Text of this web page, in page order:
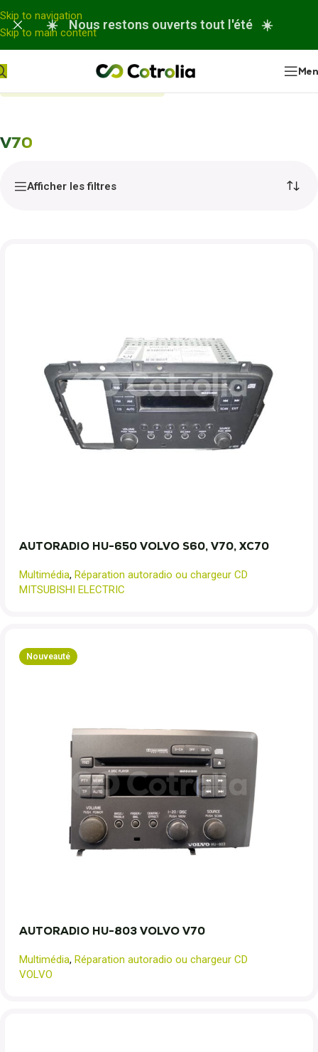
Panneau de gestion des cookies
Skip to navigation
Skip to main content
☀️ Nous restons ouverts tout l'été ☀️
V70
Afficher les filtres
AUTORADIO HU-650 VOLVO S60, V70, XC70
Multimédia, Réparation autoradio ou chargeur CD
MITSUBISHI ELECTRIC
Nouveauté
AUTORADIO HU-803 VOLVO V70
Multimédia, Réparation autoradio ou chargeur CD
VOLVO